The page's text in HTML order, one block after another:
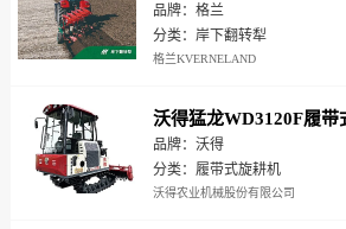
品牌：格兰
分类：岸下翻转犁
格兰KVERNELAND
沃得猛龙WD3120F履带
品牌：沃得
分类：履带式旋耕机
沃得农业机械股份有限公司